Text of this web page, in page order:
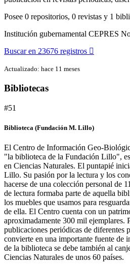
Posee 0 repositorios, 0 revistas y 1
Institución gubernamental CEPRES
Buscar en 23676 registros
Actualizado: hace 11 meses
Bibliotecas
#51
Biblioteca (Fundación M. Lillo)
El Centro de Información Geo-
"la biblioteca de la Fundación Lillo",
en Ciencias Naturales. El puntapié
Lillo. Su pasión por la lectura y los
hacerse de una colección personal de
de lectura formaba parte de aquella
los muebles que usamos para
de ella. El Centro cuenta con un
aproximadamente 300 mil ejemplares.
publicaciones periódicas de diferentes
convierte en una importante fuente de
de la biblioteca se debe también al
Ciencias Naturales de unos 60 países.